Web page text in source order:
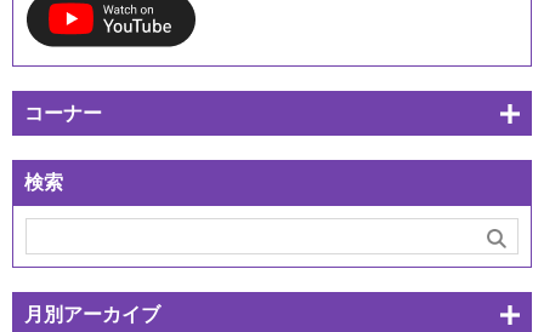
コーナー
検索
月別アーカイブ